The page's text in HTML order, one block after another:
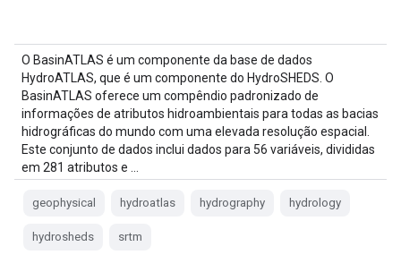
O BasinATLAS é um componente da base de dados
HydroATLAS, que é um componente do HydroSHEDS. O
BasinATLAS oferece um compêndio padronizado de
informações de atributos hidroambientais para todas as bacias
hidrográficas do mundo com uma elevada resolução espacial.
Este conjunto de dados inclui dados para 56 variáveis, divididas
em 281 atributos e …
geophysical hydroatlas hydrography hydrology
hydrosheds srtm